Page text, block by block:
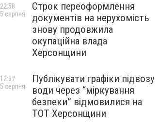
Строк переоформлення
документів на нерухомість
знову продовжила
окупаційна влада
Херсонщини
22:58
5 серпня
Публікувати графіки підвозу
води через “міркування
безпеки” відмовилися на
ТОТ Херсонщини
12:57
5 серпня